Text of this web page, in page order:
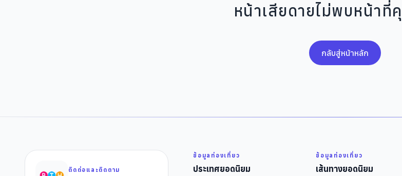
หน้าเสียดายไม่พบหน้า
กลับสู่หน้าหลัก
ติดต่อและติดตาม
ข้อมูลท่องเที่ยว
ประเทศยอดนิยม
ข้อมูลท่องเที่ยว
เส้นทางยอดนิยม